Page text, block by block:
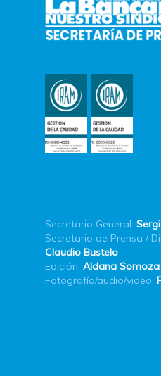
Secretario General:
Secretario de Prensa /
Claudio Bustelo
Edición: Aldana Somoza
Fotografía/audio/video: